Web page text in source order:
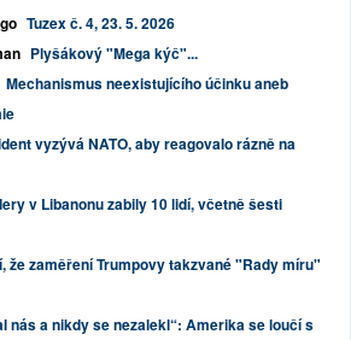
Tuzex č. 4, 23. 5. 2026
Plyšákový "Mega kýč"...
Mechanismus neexistujícího účinku aneb
vyzývá NATO, aby reagovalo rázně na
v Libanonu zabily 10 lidí, včetně šesti
že zaměření Trumpovy takzvané "Rady míru"
nás a nikdy se nezalekl“: Amerika se loučí s